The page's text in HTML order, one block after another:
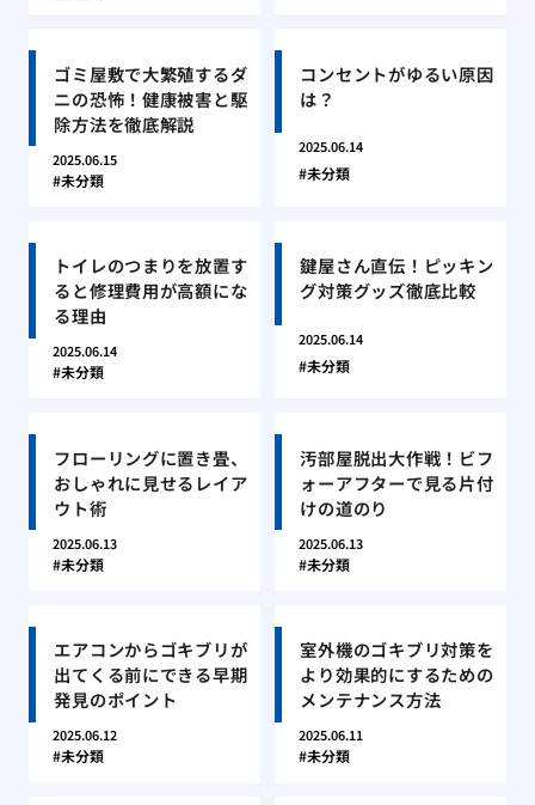
ゴミ屋敷で大繁殖するダ
ニの恐怖！健康被害と駆
除方法を徹底解説
2025.06.15
未分類
コンセントがゆるい原因
は？
2025.06.14
未分類
トイレのつまりを放置す
ると修理費用が高額にな
る理由
2025.06.14
未分類
鍵屋さん直伝！ピッキン
グ対策グッズ徹底比較
2025.06.14
未分類
フローリングに置き畳、
おしゃれに見せるレイア
ウト術
2025.06.13
未分類
汚部屋脱出大作戦！ビフ
ォーアフターで見る片付
けの道のり
2025.06.13
未分類
エアコンからゴキブリが
出てくる前にできる早期
発見のポイント
2025.06.12
未分類
室外機のゴキブリ対策を
より効果的にするための
メンテナンス方法
2025.06.11
未分類